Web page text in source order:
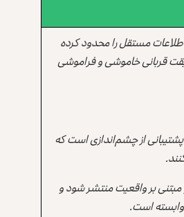
مستقل را محدود کرده
قربانی خاموشی و فراموشی
از چشم‌اندازی است که
مبتنی بر واقعیت منتشر شود و
وابسته است.